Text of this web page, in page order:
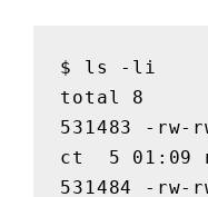
$ ls -li
total 8
531483 -
ct  5 01:09
531484 -